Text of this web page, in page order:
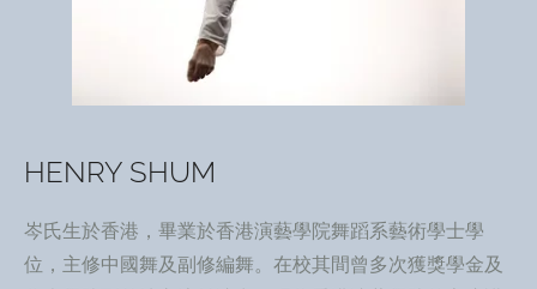
HENRY SHUM
岑氏生於香港，畢業於香港演藝學院舞蹈系藝術學士學
位，主修中國舞及副修編舞。在校其間曾多次獲獎學金及